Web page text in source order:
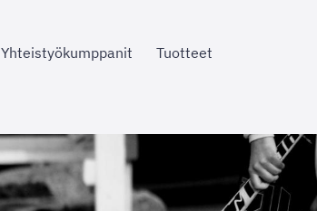
Yhteistyökumppanit
Tuotteet